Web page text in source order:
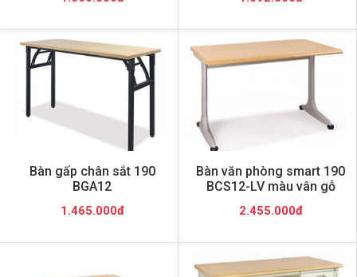
Bàn gấp chân sắt 190
BGA12
1.465.000đ
Bàn văn phòng smart 190
BCS12-LV màu vân gỗ
2.455.000đ